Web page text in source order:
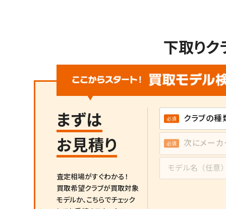
下取りク
まずは
お見積り
査定相場がすぐわかる！
買取希望クラブが買取対象
モデルか、 こちらでチェック